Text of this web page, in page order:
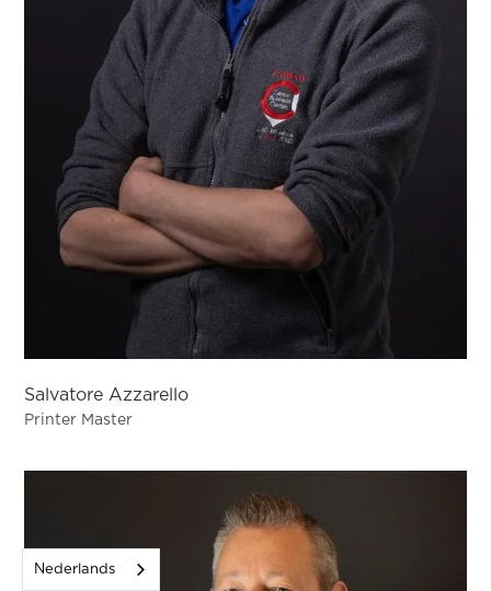
Salvatore Azzarello
Printer Master
Nederlands